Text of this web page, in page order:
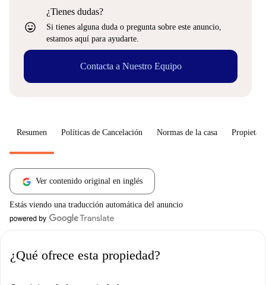
sentiment_very_satisfied
¿Tienes dudas?
Si tienes alguna duda o pregunta sobre este anuncio,
estamos aquí para ayudarte.
Contacta a Nuestro Equipo
Resumen Políticas de Cancelación Normas de la casa
Ver contenido original en inglés
Estás viendo una traducción automática del anuncio
¿Qué ofrece esta propiedad?